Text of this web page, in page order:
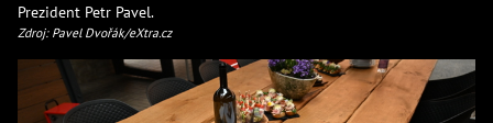
Prezident Petr Pavel.
Zdroj: Pavel Dvořák/eXtra.cz